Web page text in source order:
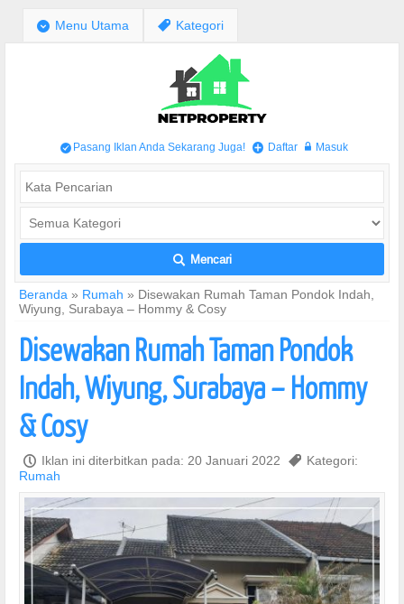
; Menu Utama , Kategori
/ Pasang Iklan Anda Sekarang Juga! + Daftar w Masuk
L Mencari
Beranda » Rumah » Disewakan Rumah Taman Pondok Indah,
Wiyung, Surabaya – Hommy & Cosy
Disewakan Rumah Taman Pondok
Indah, Wiyung, Surabaya – Hommy
& Cosy
P Iklan ini diterbitkan pada: 20 Januari 2022 , Kategori:
Rumah